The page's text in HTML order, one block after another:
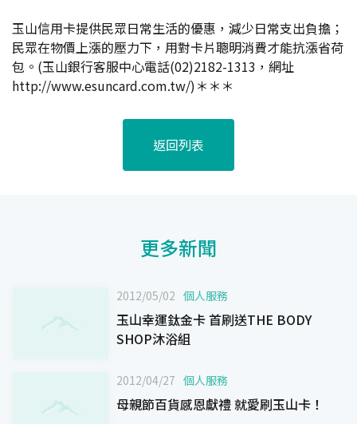
玉山信用卡提供民眾日常生活的優惠，減少日常支出負擔；
民眾在物價上漲的壓力下，用對卡片聰明消費才能抗漲省荷
包。(玉山銀行客服中心電話(02)2182-1313，網址
http://www.esuncard.com.tw/)＊＊＊
返回列表
更多新聞
2012/05/02 個人服務
玉山幸運鈦金卡 首刷送THE BODY
SHOP沐浴組
2012/04/27 個人服務
母親節百貨感恩獻禮 就愛刷玉山卡！